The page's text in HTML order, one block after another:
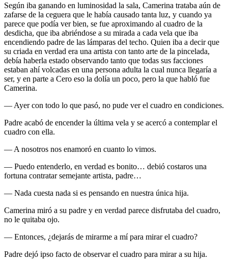
Según iba ganando en luminosidad la sala, Camerina trataba aún de
zafarse de la ceguera que le había causado tanta luz, y cuando ya
parece que podía ver bien, se fue aproximando al cuadro de la
desdicha, que iba abriéndose a su mirada a cada vela que iba
encendiendo padre de las lámparas del techo. Quien iba a decir que
su criada en verdad era una artista con tanto arte de la pincelada,
debía haberla estado observando tanto que todas sus facciones
estaban ahí volcadas en una persona adulta la cual nunca llegaría a
ser, y en parte a Cero eso la dolía un poco, pero la que habló fue
Camerina.
— Ayer con todo lo que pasó, no pude ver el cuadro en condiciones.
Padre acabó de encender la última vela y se acercó a contemplar el
cuadro con ella.
— A nosotros nos enamoró en cuanto lo vimos.
— Puedo entenderlo, en verdad es bonito… debió costaros una
fortuna contratar semejante artista, padre…
— Nada cuesta nada si es pensando en nuestra única hija.
Camerina miró a su padre y en verdad parece disfrutaba del cuadro,
no le quitaba ojo.
— Entonces, ¿dejarás de mirarme a mí para mirar el cuadro?
Padre dejó ipso facto de observar el cuadro para mirar a su hija.